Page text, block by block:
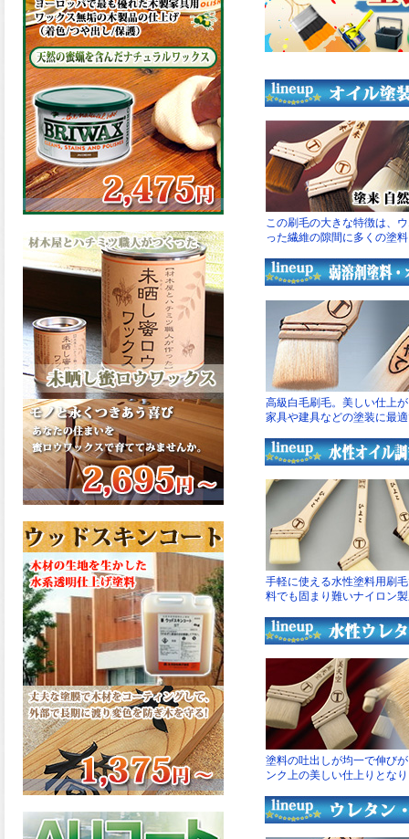
汚れを降雨で洗い流す親水性
の表面効果により優れた低汚
染性を発揮、エスケープレミ
アム無機ルーフが新しく販売
開始致しました。ご購入はこ
ちらから。
2026.03.09
ハケ塗りでの伸びが良く作業
性と仕上がりに優れた合成樹
脂調合ペイント、SDホルスF4
が新しく販売開始致しまし
た。ご購入はこちらから。
2026.03.06
ファインウレタンの使いやす
さで、低汚染形。塗料用シン
ナーで希釈できる、使いやす
さを追求したウレタン樹脂エ
ナメル、低汚染形ファインウ
レタンU100が新しく販売開始
致しました。ご購入はこちら
から。
2026.03.05
ファインウレタンの使いやす
さで、弾性形。塗料用シンナ
ーで希釈できる、使いやすさ
を追求したウレタン樹脂エナ
メル、弾性ファインウレタン
した。ご購入はこちらから。
2026.03.04
長年ご愛顧いただいている
「ラッカー塗料」に抗ウイル
ス機能を追加しバージョンア
ップ、UAV-78700 クリヤーラ
ッカー・ハイフラットが新し
く販売開始致しました。ご購
入はこちらから。
2026.03.03
木の素材感はそのまま活か
し、汚れや日焼け・黄ばみを
防ぐことができる、白木肌2が
新しく販売開始致しました。
2026.03.03